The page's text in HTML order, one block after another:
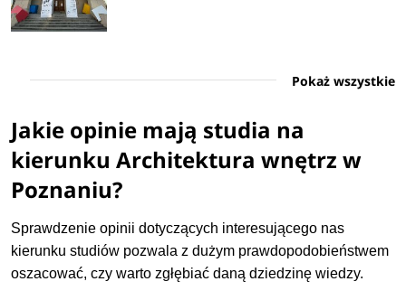
Pokaż wszystkie
Jakie opinie mają studia na
kierunku Architektura wnętrz w
Poznaniu?
Sprawdzenie opinii dotyczących interesującego nas
kierunku studiów pozwala z dużym prawdopodobieństwem
oszacować, czy warto zgłębiać daną dziedzinę wiedzy.